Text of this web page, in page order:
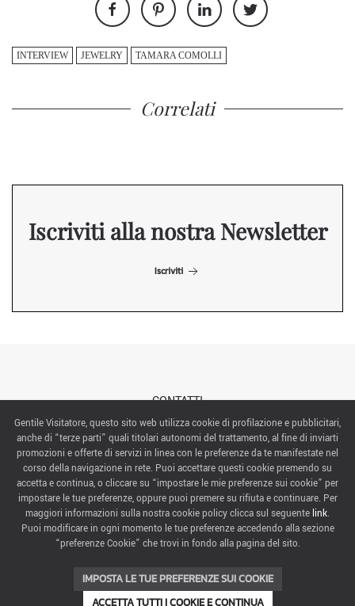
INTERVIEW JEWELRY TAMARA COMOLLI
Correlati
Iscriviti alla nostra Newsletter
Iscriviti
CONTATTI
ABOUT US
ITALIAN EXHIBITION GROUP SpA All rights reserved
Via Emilia 155, 47921 Rimini,
CF/PI 00139440408, Registro Imprese: Rimini P.I e n. Reg. Imprese 00139440408, Capitale Sociale
52.214.897 i.v.
Gentile Visitatore, questo sito web utilizza cookie di profilazione e pubblicitari,
anche di “terze parti” quali titolari autonomi del trattamento, al fine di inviarti
promozioni e offerte di servizi in linea con le preferenze da te manifestate nel
corso della navigazione in rete. Puoi accettare questi cookie premendo su
accetta e continua, o cliccare su “impostare le mie preferenze sui cookie” per
impostare le tue preferenze, oppure puoi premere su rifiuta e continuare. Per
maggiori informazioni sulla nostra cookie policy clicca sul seguente link.
Puoi modificare in ogni momento le tue preferenze accedendo alla sezione
“preferenze Cookie” che trovi in fondo alla pagina del sito.
IMPOSTA LE TUE PREFERENZE SUI COOKIE
ACCETTA TUTTI I COOKIE E CONTINUA